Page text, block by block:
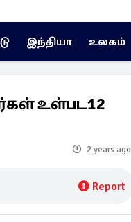
இந்தியா உலகம்
உள்பட12
2 years ago
Report